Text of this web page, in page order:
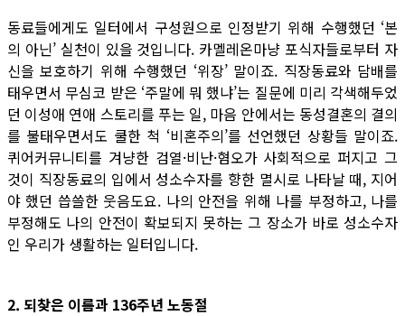
동료들에게도 일터에서 구성원으로 인정받기 위해 수행했던 ‘본
의 아닌’ 실천이 있을 것입니다. 카멜레온마냥 포식자들로부터 자
신을 보호하기 위해 수행했던 ‘위장’ 말이죠. 직장동료와 담배를
태우면서 무심코 받은 ‘주말에 뭐 했냐’는 질문에 미리 각색해두었
던 이성애 연애 스토리를 푸는 일, 마음 안에서는 동성결혼의 결의
를 불태우면서도 쿨한 척 ‘비혼주의’를 선언했던 상황들 말이죠.
퀴어커뮤니티를 겨냥한 검열·비난·혐오가 사회적으로 퍼지고 그
것이 직장동료의 입에서 성소수자를 향한 멸시로 나타날 때, 지어
야 했던 씁쓸한 웃음도요. 나의 안전을 위해 나를 부정하고, 나를
부정해도 나의 안전이 확보되지 못하는 그 장소가 바로 성소수자
인 우리가 생활하는 일터입니다.
2. 되찾은 이름과 136주년 노동절